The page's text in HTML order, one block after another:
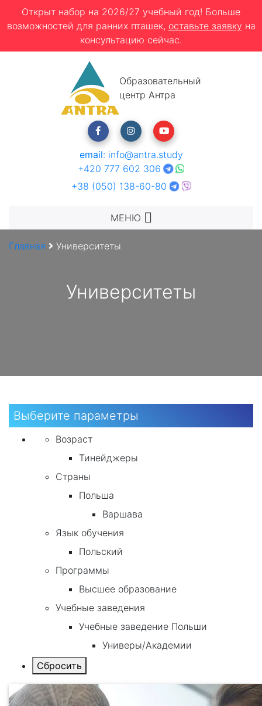
Открыт набор на 2026/27 учебный год! Больше
возможностей для ранних пташек, оставьте заявку на
консультацию сейчас.
Образовательный
центр Антра
email: info@antra.study
+420 777 602 306
+38 (050) 138-60-80
МЕНЮ
Главная Университеты
Университеты
Выберите параметры
Возраст
Тинейджеры
Страны
Польша
Варшава
Язык обучения
Польский
Программы
Высшее образование
Учебные заведения
Учебные заведение Польши
Универы/Академии